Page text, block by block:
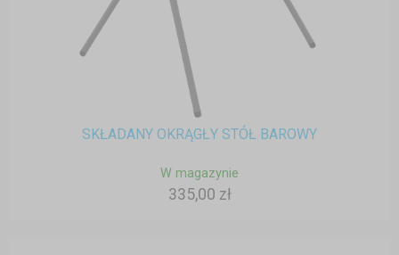
SKŁADANY OKRĄGŁY STÓŁ BAROWY
W magazynie
335,00 zł